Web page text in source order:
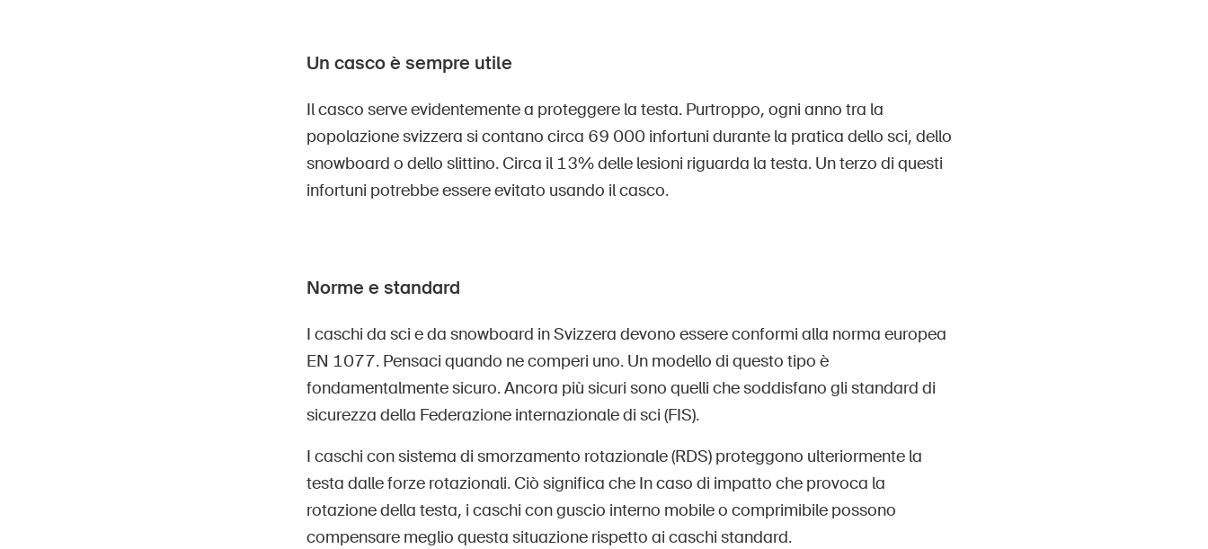
Un casco è sempre utile
Il casco serve evidentemente a proteggere la testa. Purtroppo, ogni anno tra la
popolazione svizzera si contano circa 69 000 infortuni durante la pratica dello sci, dello
snowboard o dello slittino. Circa il 13% delle lesioni riguarda la testa. Un terzo di questi
infortuni potrebbe essere evitato usando il casco.
Norme e standard
I caschi da sci e da snowboard in Svizzera devono essere conformi alla norma europea
EN 1077. Pensaci quando ne comperi uno. Un modello di questo tipo è
fondamentalmente sicuro. Ancora più sicuri sono quelli che soddisfano gli standard di
sicurezza della Federazione internazionale di sci (FIS).
I caschi con sistema di smorzamento rotazionale (RDS) proteggono ulteriormente la
testa dalle forze rotazionali. Ciò significa che In caso di impatto che provoca la
rotazione della testa, i caschi con guscio interno mobile o comprimibile possono
compensare meglio questa situazione rispetto ai caschi standard.